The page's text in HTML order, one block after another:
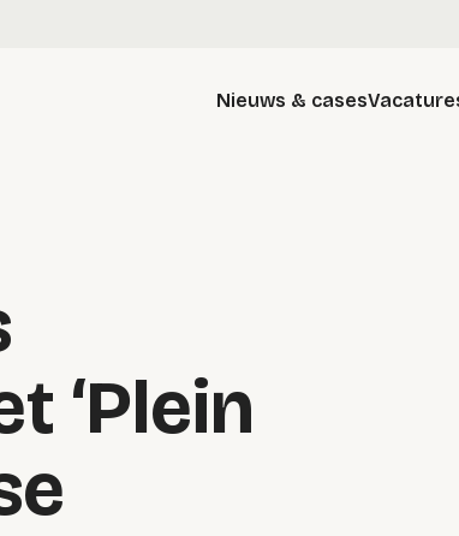
Nieuws & cases
‘Plein